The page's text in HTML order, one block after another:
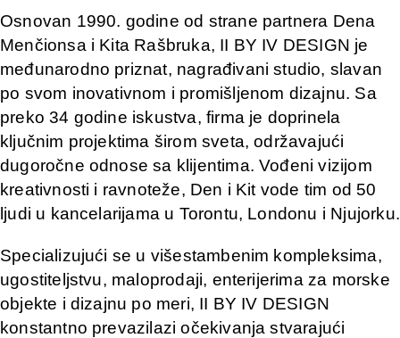
Osnovan 1990. godine od strane partnera Dena
Menčionsa i Kita Rašbruka, II BY IV DESIGN je
međunarodno priznat, nagrađivani studio, slavan
po svom inovativnom i promišljenom dizajnu. Sa
preko 34 godine iskustva, firma je doprinela
ključnim projektima širom sveta, održavajući
dugoročne odnose sa klijentima. Vođeni vizijom
kreativnosti i ravnoteže, Den i Kit vode tim od 50
ljudi u kancelarijama u Torontu, Londonu i Njujorku.
Specializujući se u višestambenim kompleksima,
ugostiteljstvu, maloprodaji, enterijerima za morske
objekte i dizajnu po meri, II BY IV DESIGN
konstantno prevazilazi očekivanja stvarajući